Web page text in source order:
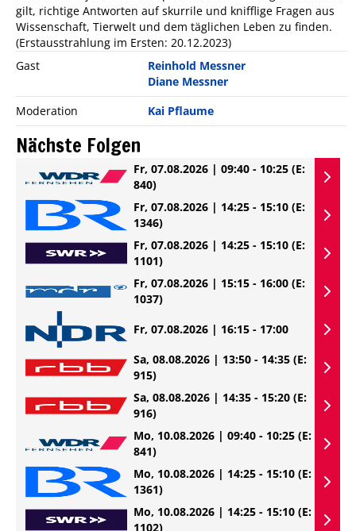
gilt, richtige Antworten auf skurrile und knifflige Fragen aus
Wissenschaft, Tierwelt und dem täglichen Leben zu finden.
(Erstausstrahlung im Ersten: 20.12.2023)
Gast
Reinhold Messner
Diane Messner
Moderation
Kai Pflaume
Nächste Folgen
Fr, 07.08.2026 | 09:40 - 10:25 (E:
840)
Fr, 07.08.2026 | 14:25 - 15:10 (E:
1346)
Fr, 07.08.2026 | 14:25 - 15:10 (E:
1101)
Fr, 07.08.2026 | 15:15 - 16:00 (E:
1037)
Fr, 07.08.2026 | 16:15 - 17:00
Sa, 08.08.2026 | 13:50 - 14:35 (E:
915)
Sa, 08.08.2026 | 14:35 - 15:20 (E:
916)
Mo, 10.08.2026 | 09:40 - 10:25 (E:
841)
Mo, 10.08.2026 | 14:25 - 15:10 (E:
1361)
Mo, 10.08.2026 | 14:25 - 15:10 (E:
1102)